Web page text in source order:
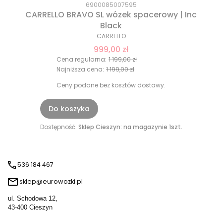
6900085007595
CARRELLO BRAVO SL wózek spacerowy | Inc
Black
CARRELLO
999,00 zł
Cena regularna: 1 199,00 zł
Najniższa cena: 1 199,00 zł
Ceny podane bez kosztów dostawy.
Do koszyka
Dostępność: Sklep Cieszyn: na magazynie 1szt.
536 184 467
sklep@eurowozki.pl
ul. Schodowa 12,
43-400 Cieszyn